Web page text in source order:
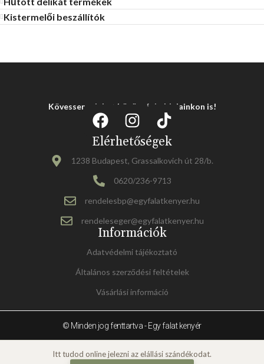
Kistermelői beszállítók
Kövessen minket közösségi oldalainkon is!
Elérhetőségek
1238 Budapest, Grassalkovich út 28/b.
0620/236-9713
rendelesbp@egyfalatkenyer.hu
rendeleseger@egyfalatkenyer.hu
Információk
Adatvédelmi tájékoztató
Általános szerződési feltételek
Vásárlási információ
© Minden jog fenttartva - Egy falat kenyér